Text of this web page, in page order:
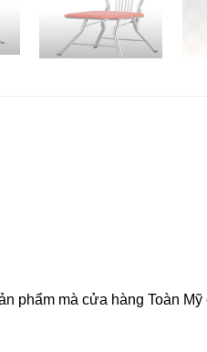
phẩm mà cửa hàng Toàn